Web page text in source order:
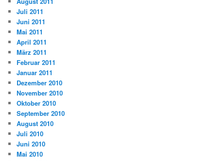
Juli 2011
Juni 2011
Mai 2011
April 2011
März 2011
Februar 2011
Januar 2011
Dezember 2010
November 2010
Oktober 2010
September 2010
August 2010
Juli 2010
Juni 2010
Mai 2010